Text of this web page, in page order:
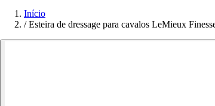
Início
/ Esteira de dressage para cavalos LeMieux